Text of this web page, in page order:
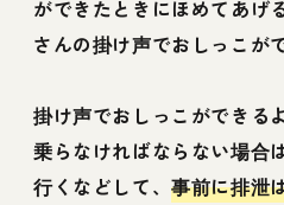
ができたときにほめてあげ
さんの掛け声でおしっこが
掛け声でおしっこができる
乗らなければならない場合
行くなどして、事前に排泄